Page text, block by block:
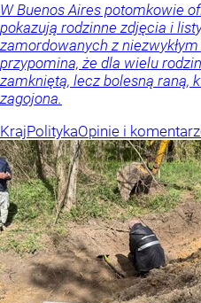
W Buenos Aires potomkowie
pokazują rodzinne zdjęcia i
zamordowanych z
przypomina, że dla wielu
zamkniętą, lecz bolesną raną,
zagojona.
KrajPolitykaOpinie i